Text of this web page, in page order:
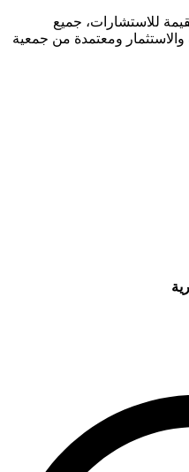
للاستشارات، جميع
ومعتمدة من جمعية